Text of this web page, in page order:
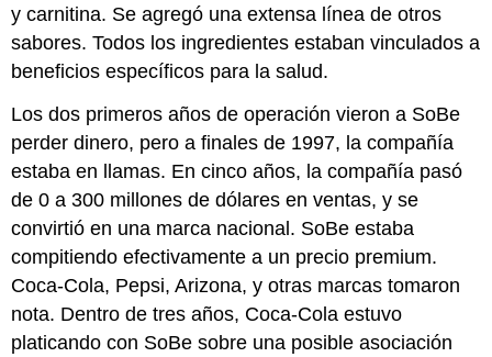
y carnitina. Se agregó una extensa línea de otros
sabores. Todos los ingredientes estaban vinculados a
beneficios específicos para la salud.
Los dos primeros años de operación vieron a SoBe
perder dinero, pero a finales de 1997, la compañía
estaba en llamas. En cinco años, la compañía pasó
de 0 a 300 millones de dólares en ventas, y se
convirtió en una marca nacional. SoBe estaba
compitiendo efectivamente a un precio premium.
Coca-Cola, Pepsi, Arizona, y otras marcas tomaron
nota. Dentro de tres años, Coca-Cola estuvo
platicando con SoBe sobre una posible asociación